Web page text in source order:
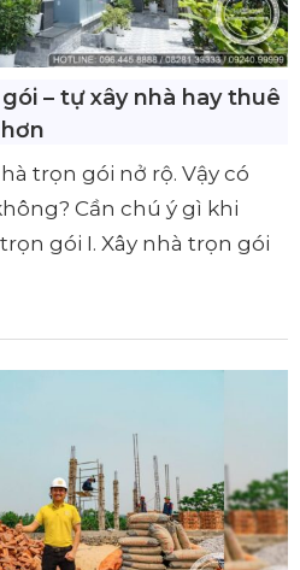
– tự xây nhà hay thuê
trọn gói nở rộ. Vậy có
Cần chú ý gì khi
gói I. Xây nhà trọn gói